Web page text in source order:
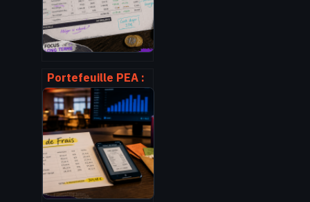
Portefeuille PEA :
3 modèles de
répartition pour
viser 270 000 € en
25 ans